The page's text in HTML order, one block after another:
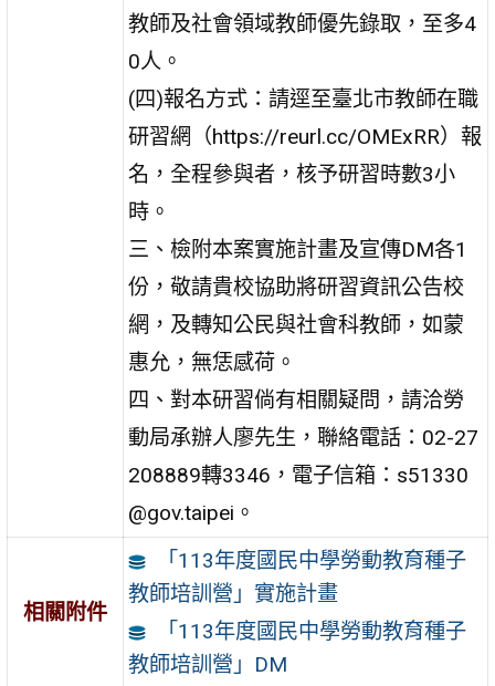
教師及社會領域教師優先錄取，至多4
0人。
(四)報名方式：請逕至臺北市教師在職
研習網（https://reurl.cc/OMExRR）報
名，全程參與者，核予研習時數3小
時。
三、檢附本案實施計畫及宣傳DM各1
份，敬請貴校協助將研習資訊公告校
網，及轉知公民與社會科教師，如蒙
惠允，無恁感荷。
四、對本研習倘有相關疑問，請洽勞
動局承辦人廖先生，聯絡電話：02-27
208889轉3346，電子信箱：s51330
@gov.taipei。
相關附件
「113年度國民中學勞動教育種子
教師培訓營」實施計畫
「113年度國民中學勞動教育種子
教師培訓營」DM